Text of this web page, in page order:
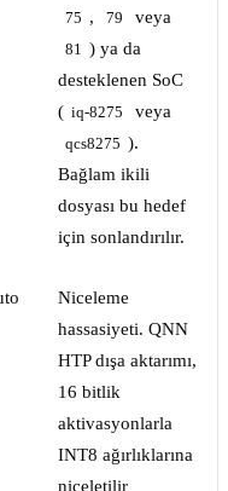
75 , 79 veya
81 ) ya da
desteklenen SoC
( iq-8275 veya
qcs8275 ).
Bağlam ikili
dosyası bu hedef
için sonlandırılır.
Niceleme
hassasiyeti. QNN
HTP dışa aktarımı,
16 bitlik
aktivasyonlarla
INT8 ağırlıklarına
niceletilir